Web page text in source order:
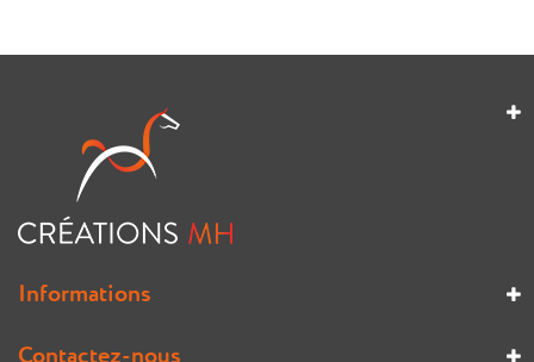
Informations
Contactez-nous